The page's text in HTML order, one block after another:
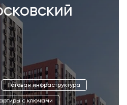
Готовая инфраструктура
с ключами